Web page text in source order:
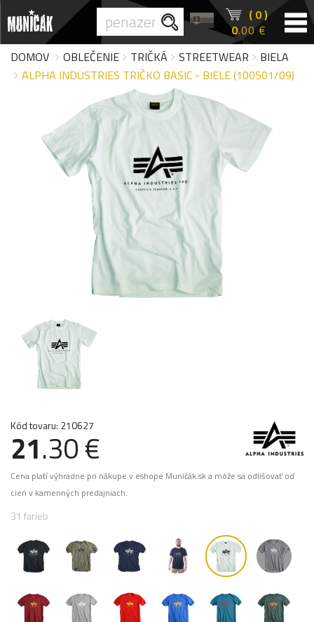
( 0 )
0.00 €
DOMOV
OBLEČENIE TRIČKÁ STREETWEAR
BIELA
ALPHA INDUSTRIES TRIČKO BASIC - BIELE (100501/09)
Kód tovaru: 210627
21.30 €
Cena platí výhradne pri nákupe v eshope Muničák.sk a môže sa odlišovať od
cien v kamenných predajniach.
31 farieb